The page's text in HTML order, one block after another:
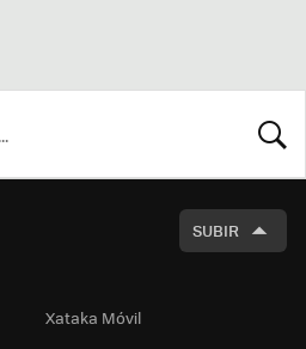
SUBIR
Xataka Móvil